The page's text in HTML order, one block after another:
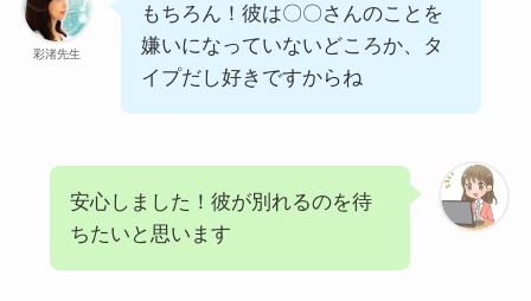
彩渚先生
もちろん！彼は〇〇さんのことを
嫌いになっていないどころか、タ
イプだし好きですからね
安心しました！彼が別れるのを待
ちたいと思います